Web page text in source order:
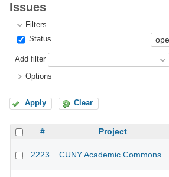
Issues
Filters
Status
Add filter
Options
Apply Clear
# Project
2223 CUNY Academic Commons